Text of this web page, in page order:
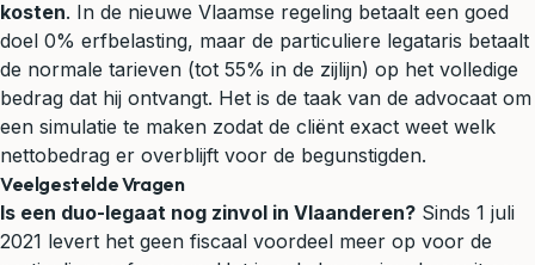
kosten. In de nieuwe Vlaamse regeling betaalt een goed
doel 0% erfbelasting, maar de particuliere legataris betaalt
de normale tarieven (tot 55% in de zijlijn) op het volledige
bedrag dat hij ontvangt. Het is de taak van de advocaat om
een simulatie te maken zodat de cliënt exact weet welk
nettobedrag er overblijft voor de begunstigden.
Veelgestelde Vragen
Is een duo-legaat nog zinvol in Vlaanderen? Sinds 1 juli
2021 levert het geen fiscaal voordeel meer op voor de